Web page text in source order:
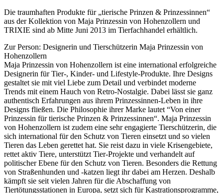
Die traumhaften Produkte für „tierische Prinzen & Prinzessinnen“
aus der Kollektion von Maja Prinzessin von Hohenzollern und
TRIXIE sind ab Mitte Juni 2013 im Tierfachhandel erhältlich.
Zur Person: Designerin und Tierschützerin Maja Prinzessin von
Hohenzollern
Maja Prinzessin von Hohenzollern ist eine international erfolgreiche
Designerin für Tier-, Kinder- und Lifestyle-Produkte. Ihre Designs
gestaltet sie mit viel Liebe zum Detail und verbindet moderne
Trends mit einem Hauch von Retro-Nostalgie. Dabei lässt sie ganz
authentisch Erfahrungen aus ihrem Prinzessinnen-Leben in ihre
Designs fließen. Die Philosophie ihrer Marke lautet “Von einer
Prinzessin für tierische Prinzen & Prinzessinnen“. Maja Prinzessin
von Hohenzollern ist zudem eine sehr engagierte Tierschützerin, die
sich international für den Schutz von Tieren einsetzt und so vielen
Tieren das Leben gerettet hat. Sie reist dazu in viele Krisengebiete,
rettet aktiv Tiere, unterstützt Tier-Projekte und verhandelt auf
politischer Ebene für den Schutz von Tieren. Besonders die Rettung
von Straßenhunden und -katzen liegt ihr dabei am Herzen. Deshalb
kämpft sie seit vielen Jahren für die Abschaffung von
Tiertötungsstationen in Europa, setzt sich für Kastrationsprogramme,